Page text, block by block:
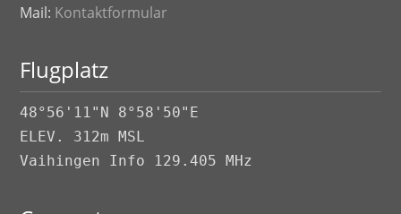
Mail: Kontaktformular
Flugplatz
48°56'11"N 8°58'50"E
ELEV. 312m MSL
Vaihingen Info 129.405 MHz